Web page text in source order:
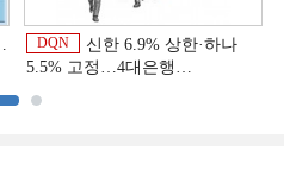
DQN
신한 6.9% 상한·하나
5.5% 고정…4대은행